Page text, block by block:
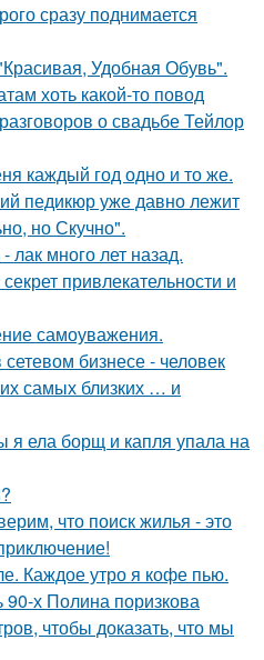
сразу поднимается
Удобная Обувь".
хоть какой-то повод
о свадьбе Тейлор
каждый год одно и то же.
педикюр уже давно лежит
но Скучно".
лак много лет назад.
привлекательности и
самоуважения.
бизнесе - человек
самых близких … и
ела борщ и капля упала на
что поиск жилья - это
Каждое утро я кофе пью.
х Полина поризкова
чтобы доказать, что мы